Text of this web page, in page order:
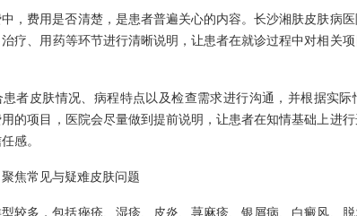
，费用是否清楚，是患者普遍关心的内容。长沙湘肤皮肤病
疗、用药等环节进行清晰说明，让患者在就诊过程中对相关
患者皮肤情况、病程特点以及检查需求进行沟通，并根据实际
的项目，医院会尽量做到提前说明，让患者在知情基础上进
感。
焦常见与疑难皮肤问题
较多，包括痤疮、湿疹、皮炎、荨麻疹、银屑病、白癜风、